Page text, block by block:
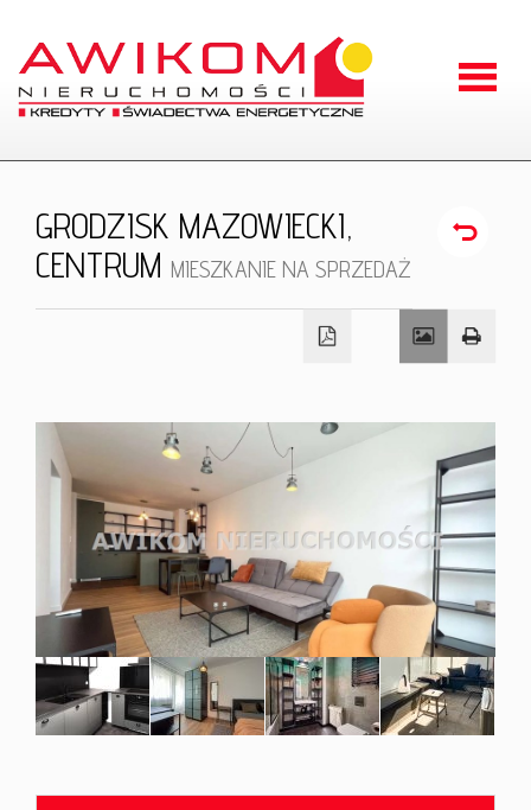
od
umowy
GRODZISK MAZOWIECKI,
CENTRUM MIESZKANIE NA SPRZEDAŻ